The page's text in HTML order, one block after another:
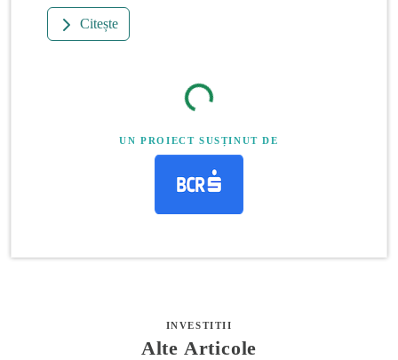
Citește
UN PROIECT SUSȚINUT DE
INVESTITII
Alte Articole